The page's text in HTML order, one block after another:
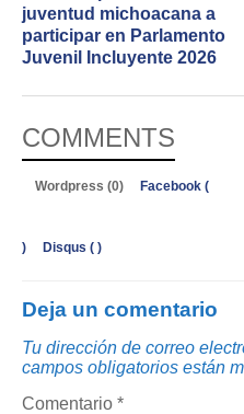
juventud michoacana a
participar en Parlamento
Juvenil Incluyente 2026
COMMENTS
Wordpress (0) Facebook (
) Disqus ( )
Deja un comentario
Tu dirección de correo
campos obligatorios están
Comentario *